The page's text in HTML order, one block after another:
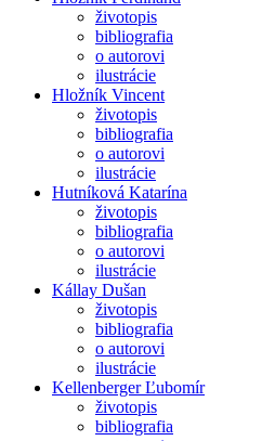
životopis
bibliografia
o autorovi
ilustrácie
Hložník Vincent
životopis
bibliografia
o autorovi
ilustrácie
Hutníková Katarína
životopis
bibliografia
o autorovi
ilustrácie
Kállay Dušan
životopis
bibliografia
o autorovi
ilustrácie
Kellenberger Ľubomír
životopis
bibliografia